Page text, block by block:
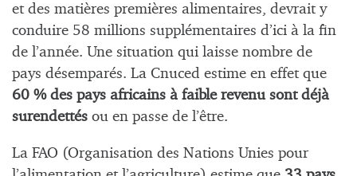
et des matières premières alimentaires, devrait y
conduire 58 millions supplémentaires d’ici à la fin
de l’année. Une situation qui laisse nombre de
pays désemparés. La Cnuced estime en effet que
60 % des pays africains à faible revenu sont déjà
surendettés ou en passe de l’être.
La FAO (Organisation des Nations Unies pour